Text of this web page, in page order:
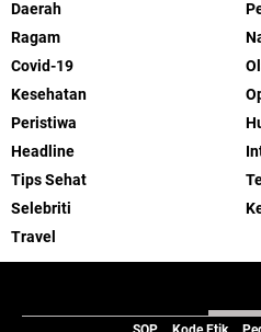
Daerah
Ragam
Covid-19
Kesehatan
Peristiwa
Headline
Tips Sehat
Selebriti
Travel